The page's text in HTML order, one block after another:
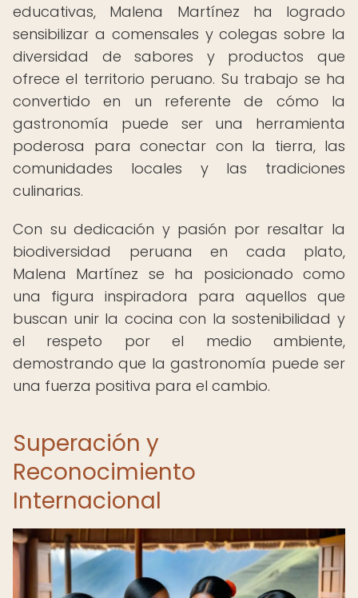
educativas, Malena Martínez ha logrado
sensibilizar a comensales y colegas sobre la
diversidad de sabores y productos que
ofrece el territorio peruano. Su trabajo se ha
convertido en un referente de cómo la
gastronomía puede ser una herramienta
poderosa para conectar con la tierra, las
comunidades locales y las tradiciones
culinarias.
Con su dedicación y pasión por resaltar la
biodiversidad peruana en cada plato,
Malena Martínez se ha posicionado como
una figura inspiradora para aquellos que
buscan unir la cocina con la sostenibilidad y
el respeto por el medio ambiente,
demostrando que la gastronomía puede ser
una fuerza positiva para el cambio.
Superación y
Reconocimiento
Internacional